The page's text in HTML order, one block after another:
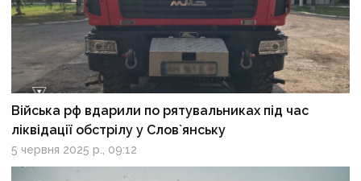
Війська рф вдарили по рятувальниках під час
ліквідації обстрілу у Слов`янську
5 червня 2025 р., 09:12